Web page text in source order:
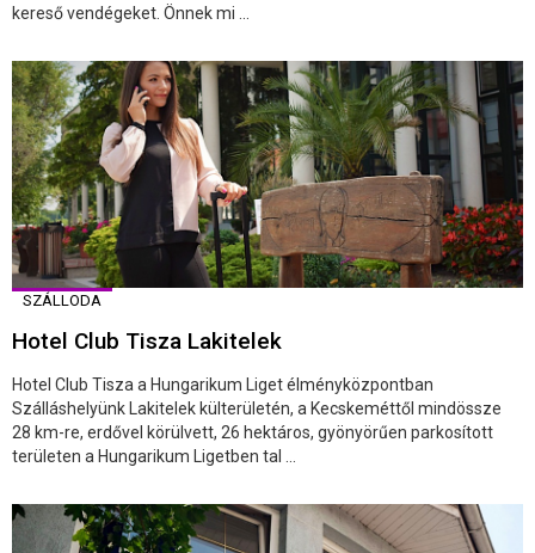
kereső vendégeket. Önnek mi ...
SZÁLLODA
Hotel Club Tisza Lakitelek
Hotel Club Tisza a Hungarikum Liget élményközpontban
Szálláshelyünk Lakitelek külterületén, a Kecskeméttől mindössze
28 km-re, erdővel körülvett, 26 hektáros, gyönyörűen parkosított
területen a Hungarikum Ligetben tal ...